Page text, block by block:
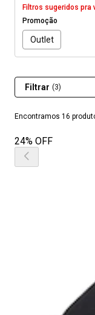
Filtros sugeridos pra
Promoção
Outlet
Encontramos 16
Filtrar (3)
24% OFF